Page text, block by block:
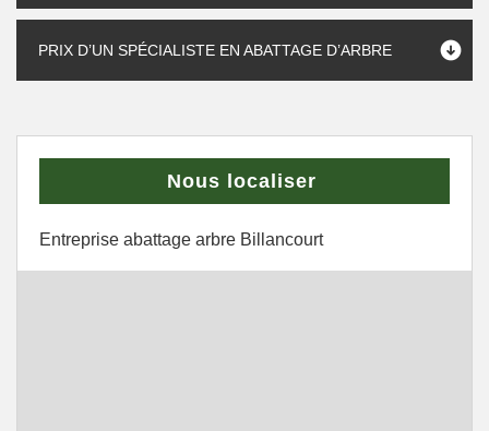
PRIX D’UN SPÉCIALISTE EN ABATTAGE D’ARBRE
Nous localiser
Entreprise abattage arbre Billancourt